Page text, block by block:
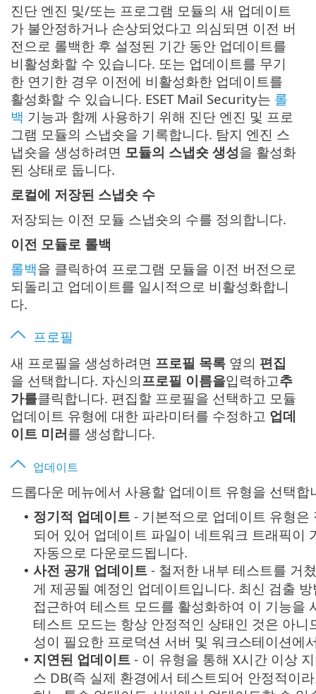
진단 엔진 및/또는 프로그램 모듈의 새 업데이트
가 불안정하거나 손상되었다고 의심되면 이전 버
전으로 롤백한 후 설정된 기간 동안 업데이트를
비활성화할 수 있습니다. 또는 업데이트를 무기
한 연기한 경우 이전에 비활성화한 업데이트를
활성화할 수 있습니다. ESET Mail Security는 롤
백 기능과 함께 사용하기 위해 진단 엔진 및 프로
그램 모듈의 스냅숏을 기록합니다. 탐지 엔진 스
냅숏을 생성하려면 모듈의 스냅숏 생성을 활성화
된 상태로 둡니다.
로컬에 저장된 스냅숏 수
저장되는 이전 모듈 스냅숏의 수를 정의합니다.
이전 모듈로 롤백
롤백을 클릭하여 프로그램 모듈을 이전 버전으로
되돌리고 업데이트를 일시적으로 비활성화합니
다.
프로필
새 프로필을 생성하려면 프로필 목록 옆의 편집
을 선택합니다. 자신의프로필 이름을입력하고추
가를클릭합니다. 편집할 프로필을 선택하고 모듈
업데이트 유형에 대한 파라미터를 수정하고 업데
이트 미러를 생성합니다.
업데이트
드롭다운 메뉴에서 사용할 업데이트 유형을 선택합
• 정기적 업데이트 - 기본적으로 업데이트 유형
되어 있어 업데이트 파일이 네트워크 트래픽이
자동으로 다운로드됩니다.
• 사전 공개 업데이트 - 철저한 내부 테스트를 거
게 제공될 예정인 업데이트입니다. 최신 검출
접근하여 테스트 모드를 활성화하여 이 기능을
테스트 모드는 항상 안정적인 상태인 것은 아니
성이 필요한 프로덕션 서버 및 워크스테이션에
• 지연된 업데이트 - 이 유형을 통해 X시간 이상
스 DB(즉 실제 환경에서 테스트되어 안정적이